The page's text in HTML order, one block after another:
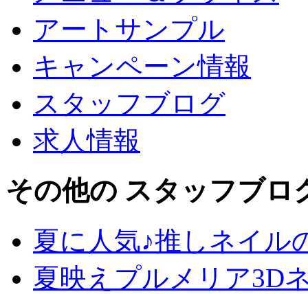
アートサンプル
キャンペーン情報
スタッフブログ
求人情報
その他の スタッフブロ
夏に人気♪推しネイル
夏映えプルメリア3D